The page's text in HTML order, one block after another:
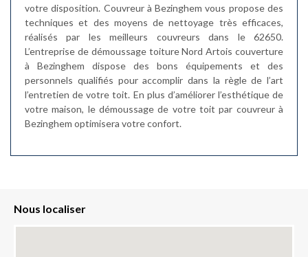
votre disposition. Couvreur à Bezinghem vous propose des
techniques et des moyens de nettoyage très efficaces,
réalisés par les meilleurs couvreurs dans le 62650.
L’entreprise de démoussage toiture Nord Artois couverture
à Bezinghem dispose des bons équipements et des
personnels qualifiés pour accomplir dans la règle de l’art
l’entretien de votre toit. En plus d’améliorer l’esthétique de
votre maison, le démoussage de votre toit par couvreur à
Bezinghem optimisera votre confort.
Nous localiser